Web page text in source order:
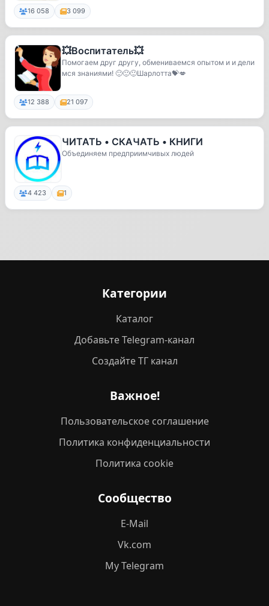
16 058 3 099
💥Воспитатель💥
Помогаем друг другу, обмениваемся опытом и и дели
мся знаниями! 🙂🙂🙂Шарлотта💝💋
12 388 21 097
ЧИТАТЬ • СКАЧАТЬ • КНИГИ
Объединяем предприимчивых людей
4 423 1
Категории
Каталог
Добавьте Telegram-канал
Создайте ТГ канал
Важное!
Пользовательское соглашение
Политика конфиденциальности
Политика cookie
Сообщество
E-Mail
Vk.com
My Telegram